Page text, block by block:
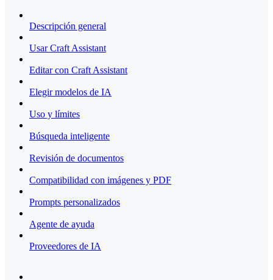
Descripción general
Usar Craft Assistant
Editar con Craft Assistant
Elegir modelos de IA
Uso y límites
Búsqueda inteligente
Revisión de documentos
Compatibilidad con imágenes y PDF
Prompts personalizados
Agente de ayuda
Proveedores de IA